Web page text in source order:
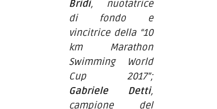
Bridi, nuotatrice
di fondo e
vincitrice della “10
km Marathon
Swimming World
Cup 2017”;
Gabriele Detti,
campione del